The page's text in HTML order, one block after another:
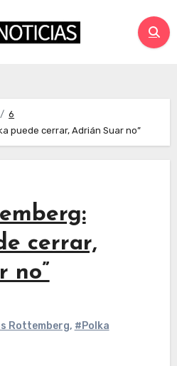
6
puede cerrar, Adrián Suar no”
cerrar,
no”
Rottemberg, #Polka